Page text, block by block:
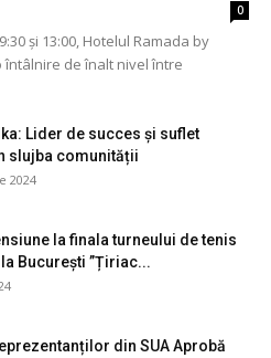
0
și 13:00, Hotelul Ramada by
întâlnire de înalt nivel între
Lider de succes și suflet
slujba comunității
2024
la finala turneului de tenis
București ”Țiriac...
din SUA Aprobă